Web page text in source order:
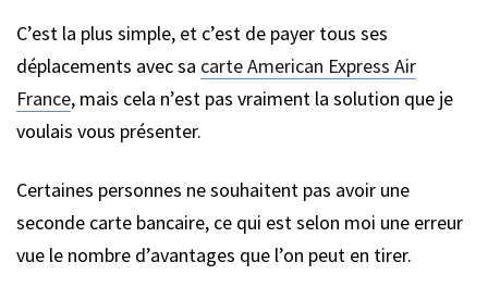
C’est la plus simple, et c’est de payer tous ses
déplacements avec sa carte American Express Air
France, mais cela n’est pas vraiment la solution que je
voulais vous présenter.
Certaines personnes ne souhaitent pas avoir une
seconde carte bancaire, ce qui est selon moi une erreur
vue le nombre d’avantages que l’on peut en tirer.